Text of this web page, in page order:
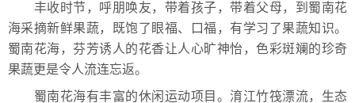
丰收时节，呼朋唤友，带着孩子，带着父母，到蜀南花
海采摘新鲜果蔬，既饱了眼福、口福，有学习了果蔬知识。
蜀南花海，芬芳诱人的花香让人心旷神怡，色彩斑斓的珍奇
果蔬更是令人流连忘返。
蜀南花海有丰富的休闲运动项目。淯江竹筏漂流，生态